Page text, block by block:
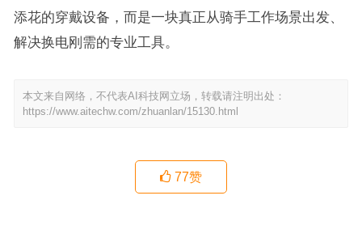
添花的穿戴设备，而是一块真正从骑手工作场景出发、
解决换电刚需的专业工具。
本文来自网络，不代表AI科技网立场，转载请注明出处：
https://www.aitechw.com/zhuanlan/15130.html
77赞